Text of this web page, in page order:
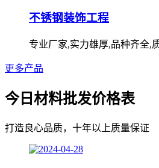
不锈钢装饰工程
专业厂家,实力雄厚,品种齐全,
更多产品
今日材料批发价格表
打造良心品质，十年以上质量保证